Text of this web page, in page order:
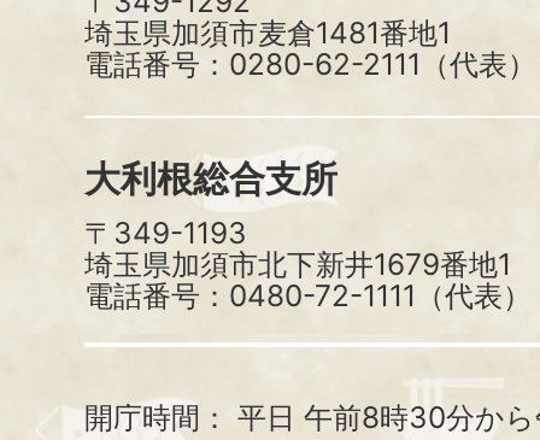
埼玉県加須市麦倉1481番地1
電話番号：0280-62-2111（代表）
大利根総合支所
〒349-1193
埼玉県加須市北下新井1679番地1
電話番号：0480-72-1111（代表）
開庁時間： 平日 午前8時30分か